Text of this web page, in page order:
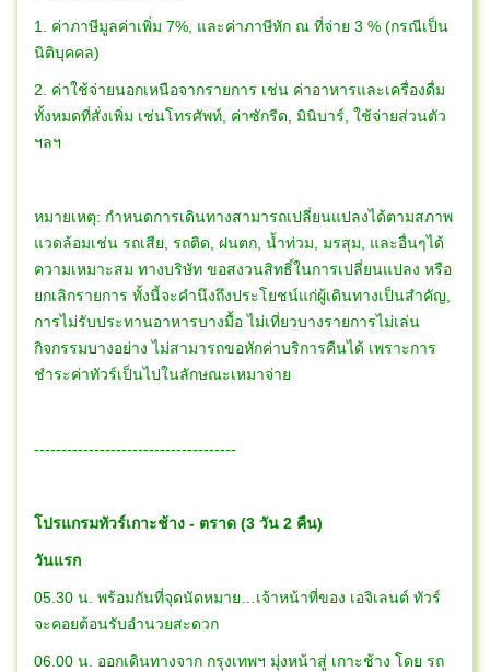
1. ค่าภาษีมูลค่าเพิ่ม 7%, และค่าภาษีหัก ณ ที่จ่าย 3 % (กรณีเป็น
นิติบุคคล)
2. ค่าใช้จ่ายนอกเหนือจากรายการ เช่น ค่าอาหารและเครื่องดื่ม
ทั้งหมดที่สั่งเพิ่ม เช่นโทรศัพท์, ค่าซักรีด, มินิบาร์, ใช้จ่ายส่วนตัว
ฯลฯ
หมายเหตุ: กำหนดการเดินทางสามารถเปลี่ยนแปลงได้ตามสภาพ
แวดล้อมเช่น รถเสีย, รถติด, ฝนตก, น้ำท่วม, มรสุม, และอื่นๆได้
ความเหมาะสม ทางบริษัท ขอสงวนสิทธิ์ในการเปลี่ยนแปลง หรือ
ยกเลิกรายการ ทั้งนี้จะคำนึงถึงประโยชน์แก่ผู้เดินทางเป็นสำคัญ,
การไม่รับประทานอาหารบางมื้อ ไม่เที่ยวบางรายการไม่เล่น
กิจกรรมบางอย่าง ไม่สามารถขอหักค่าบริการคืนได้ เพราะการ
ชำระค่าทัวร์เป็นไปในลักษณะเหมาจ่าย
-------------------------------------
โปรแกรมทัวร์เกาะช้าง - ตราด (3 วัน 2 คืน)
วันแรก
05.30 น. พร้อมกันที่จุดนัดหมาย…เจ้าหน้าที่ของ เอจิเลนต์ ทัวร์
จะคอยต้อนรับอำนวยสะดวก
06.00 น. ออกเดินทางจาก กรุงเทพฯ มุ่งหน้าสู่ เกาะช้าง โดย รถ